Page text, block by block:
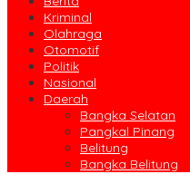
Kriminal
Olahraga
Otomotif
Politik
Nasional
Daerah
Bangka Selatan
Pangkal Pinang
Belitung
Bangka Belitung